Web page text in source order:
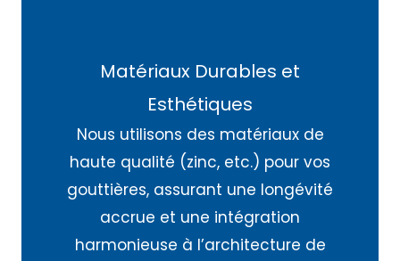
Matériaux Durables et
Esthétiques
Nous utilisons des matériaux de
haute qualité (zinc, etc.) pour vos
gouttières, assurant une longévité
accrue et une intégration
harmonieuse à l’architecture de